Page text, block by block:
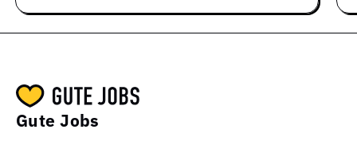
Gute Jobs